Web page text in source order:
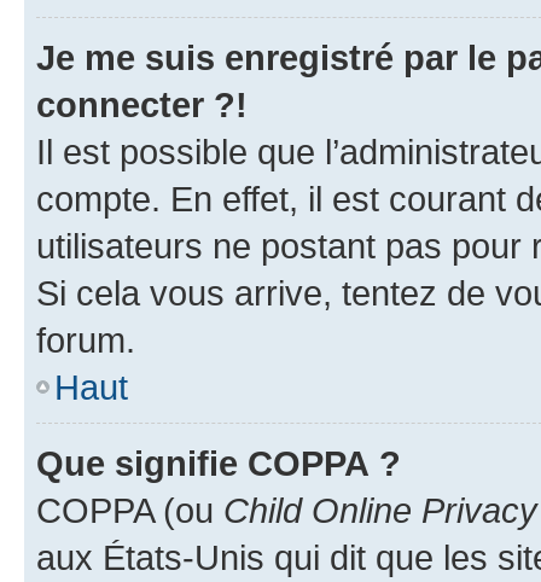
Je me suis enregistré par le
connecter ?!
Il est possible que
compte. En effet, il est courant
utilisateurs ne postant pas pour
Si cela vous arrive, tentez de
forum.
Haut
Que signifie COPPA ?
COPPA (ou Child Online
aux États-Unis qui dit que les